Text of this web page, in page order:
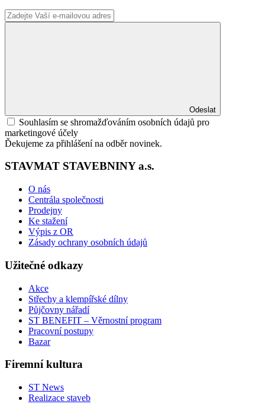
Odeslat
Souhlasím se shromažďováním osobních údajů pro
marketingové účely
Ďekujeme za přihlášení na odběr novinek.
STAVMAT STAVEBNINY a.s.
O nás
Centrála společnosti
Prodejny
Ke stažení
Výpis z OR
Zásady ochrany osobních údajů
Užitečné odkazy
Akce
Střechy a klempířské dílny
Půjčovny nářadí
ST BENEFIT – Věrnostní program
Pracovní postupy
Bazar
Firemní kultura
ST News
Realizace staveb